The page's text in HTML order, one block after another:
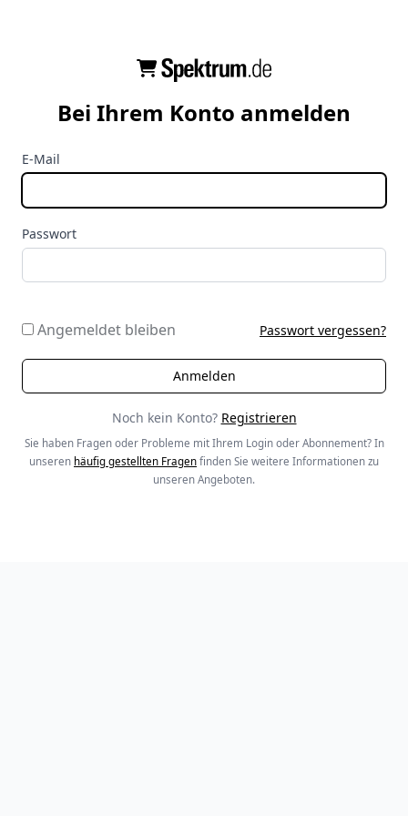
Bei Ihrem Konto anmelden
E-Mail
Passwort
Angemeldet bleiben Passwort vergessen?
Noch kein Konto? Registrieren
Sie haben Fragen oder Probleme mit Ihrem Login oder Abonnement? In
unseren häufig gestellten Fragen finden Sie weitere Informationen zu
unseren Angeboten.